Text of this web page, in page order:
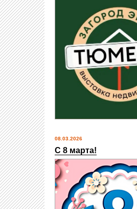
08.03.2026
С 8 марта!